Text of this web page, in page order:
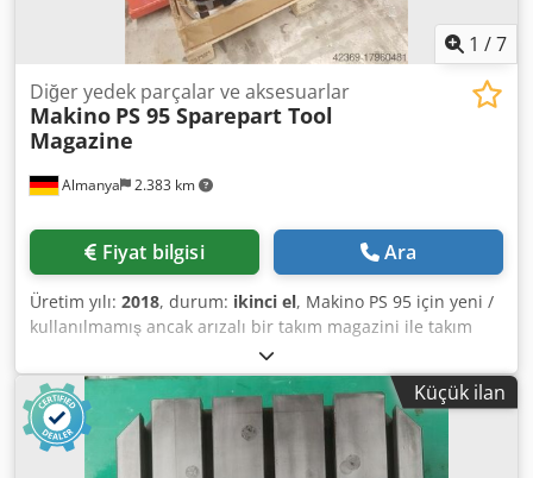
1 /7
Almanya 2.383 km
Diğer yedek parçalar ve aksesuarlar
Makino PS 95 Sparepart Tool
Magazine
Fiyat bilgisi Ara
Üretim yılı: 2018, durum: ikinci el, Makino PS 95 için yeni /
kullanılmamış ancak arızalı bir takım magazini ile takım
değiştirici satıyoruz. Magazin, makine nakliye kasasından
indirilirken bir vinç kancası ile hasar görmüştür.
Dcjdsvfdvbepfx Ah Ejk Döküm üst kısımdan kırılmış ve
birkaç takım kabı hasar görmüştür. Onarılabilir veya yedek
parça taşıyıcısı olarak kullanılabilir. *
Küçük ilan